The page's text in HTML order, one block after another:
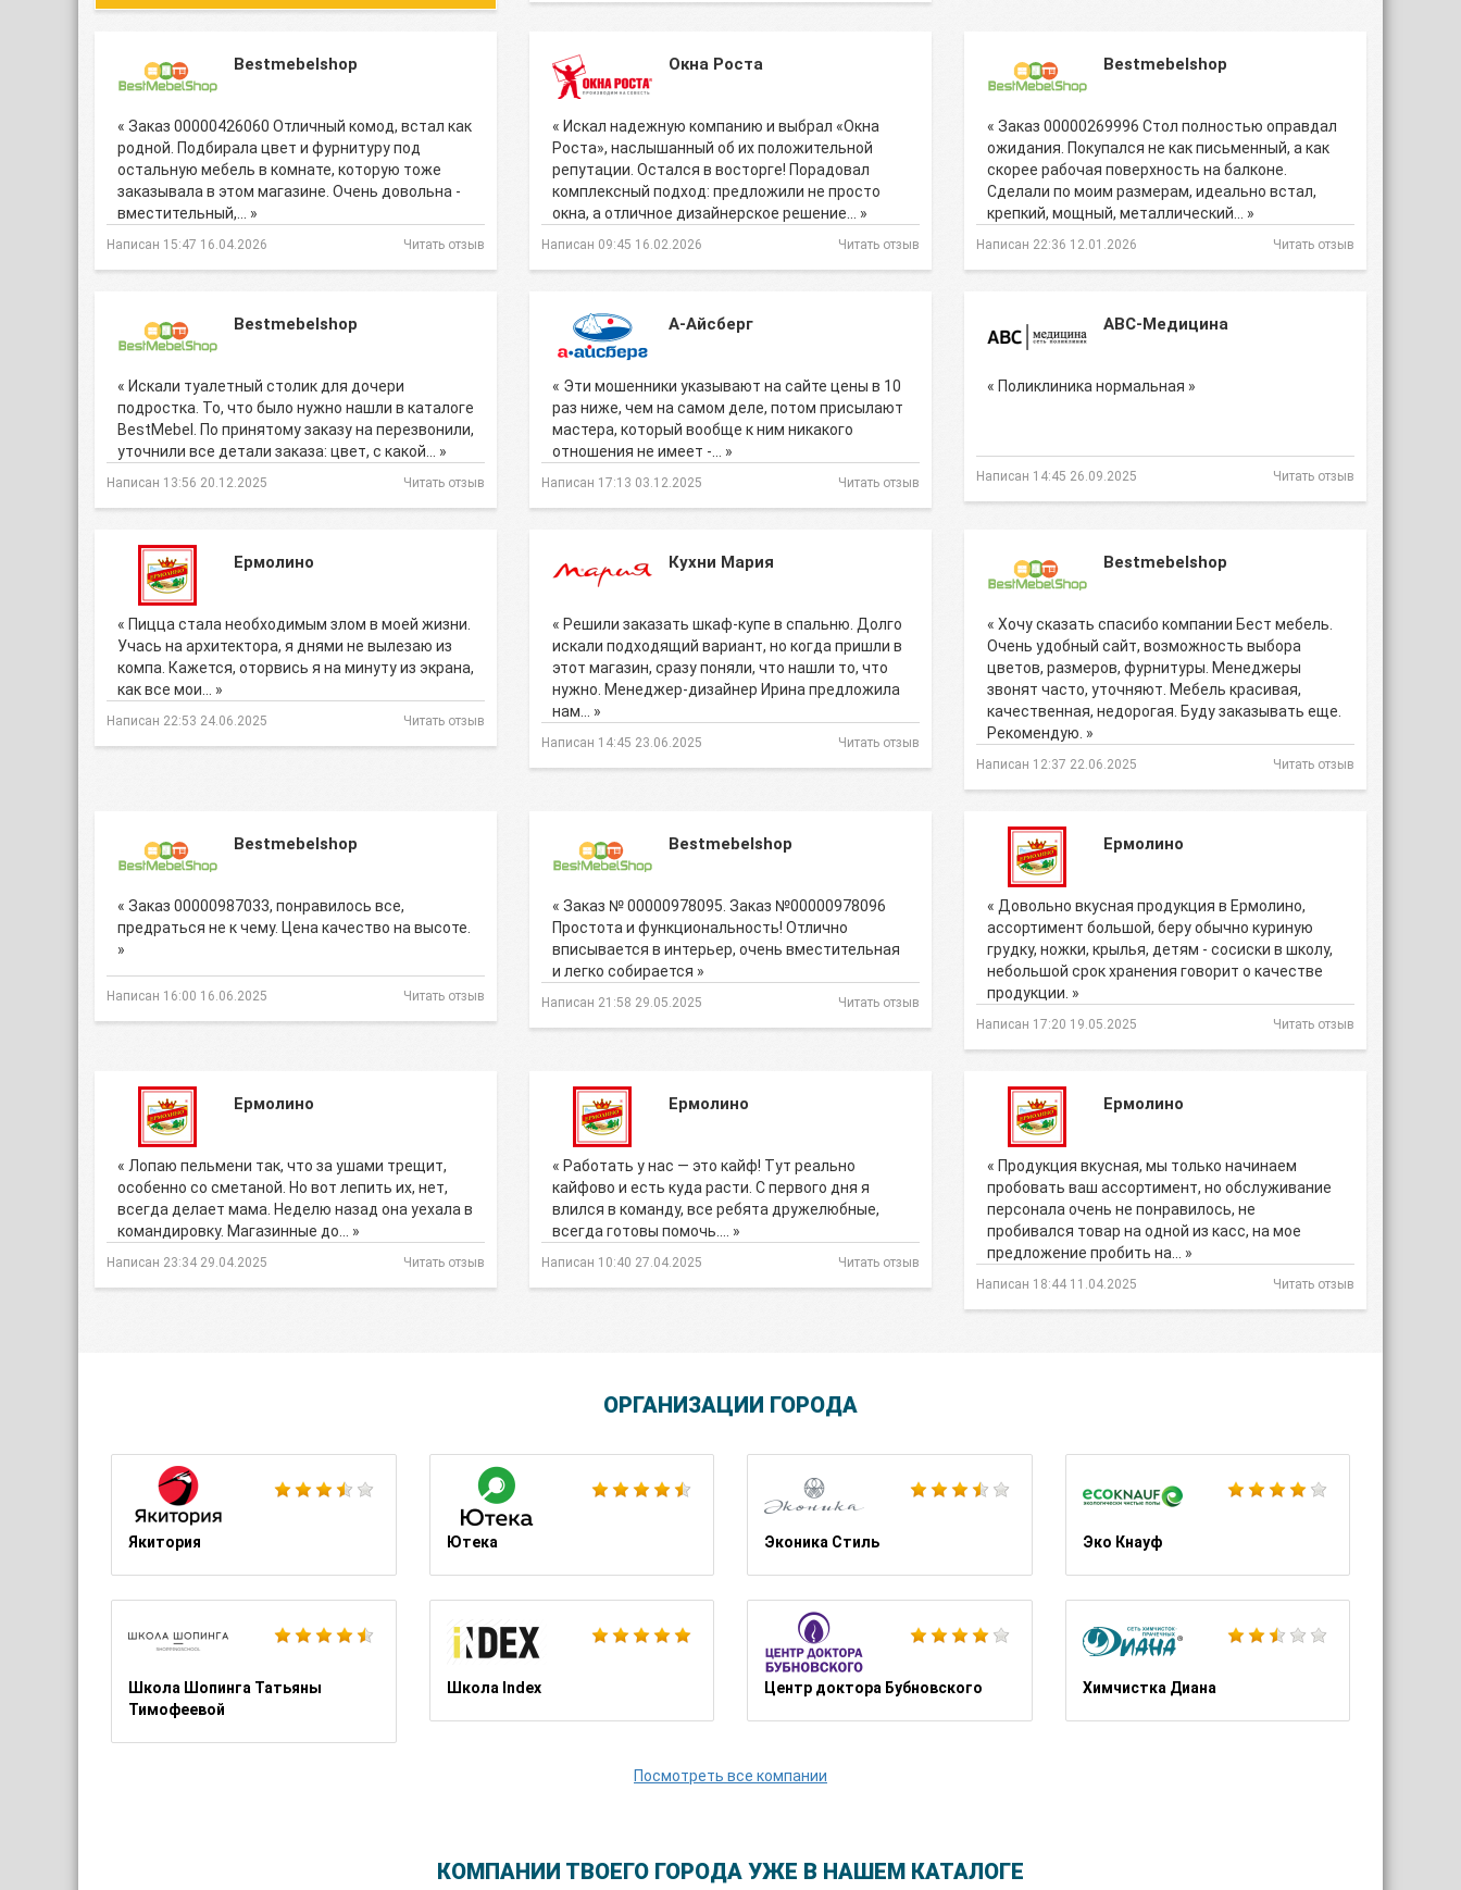
Bestmebelshop
« Заказ 00000426060 Отличный комод, встал как
родной. Подбирала цвет и фурнитуру под
остальную мебель в комнате, которую тоже
заказывала в этом магазине. Очень довольна -
вместительный,… »
Написан 15:47 16.04.2026 Читать отзыв
Окна Роста
« Искал надежную компанию и выбрал «Окна
Роста», наслышанный об их положительной
репутации. Остался в восторге! Порадовал
комплексный подход: предложили не просто
окна, а отличное дизайнерское решение… »
Написан 09:45 16.02.2026 Читать отзыв
Bestmebelshop
« Заказ 00000269996 Стол полностью оправдал
ожидания. Покупался не как письменный, а как
скорее рабочая поверхность на балконе.
Сделали по моим размерам, идеально встал,
крепкий, мощный, металлический… »
Написан 22:36 12.01.2026 Читать отзыв
Bestmebelshop
« Искали туалетный столик для дочери
подростка. То, что было нужно нашли в каталоге
BestMebel. По принятому заказу на перезвонили,
уточнили все детали заказа: цвет, с какой… »
Написан 13:56 20.12.2025 Читать отзыв
А-Айсберг
« Эти мошенники указывают на сайте цены в 10
раз ниже, чем на самом деле, потом присылают
мастера, который вообще к ним никакого
отношения не имеет -… »
Написан 17:13 03.12.2025 Читать отзыв
ABC-Медицина
« Поликлиника нормальная »
Написан 14:45 26.09.2025 Читать отзыв
Ермолино
« Пицца стала необходимым злом в моей жизни.
Учась на архитектора, я днями не вылезаю из
компа. Кажется, оторвись я на минуту из экрана,
как все мои… »
Написан 22:53 24.06.2025 Читать отзыв
Кухни Мария
« Решили заказать шкаф-купе в спальню. Долго
искали подходящий вариант, но когда пришли в
этот магазин, сразу поняли, что нашли то, что
нужно. Менеджер-дизайнер Ирина предложила
нам… »
Написан 14:45 23.06.2025 Читать отзыв
Bestmebelshop
« Хочу сказать спасибо компании Бест мебель.
Очень удобный сайт, возможность выбора
цветов, размеров, фурнитуры. Менеджеры
звонят часто, уточняют. Мебель красивая,
качественная, недорогая. Буду заказывать еще.
Рекомендую. »
Написан 12:37 22.06.2025 Читать отзыв
Bestmebelshop
« Заказ 00000987033, понравилось все,
предраться не к чему. Цена качество на высоте.
»
Написан 16:00 16.06.2025 Читать отзыв
Bestmebelshop
« Заказ № 00000978095. Заказ №00000978096
Простота и функциональность! Отлично
вписывается в интерьер, очень вместительная
и легко собирается »
Написан 21:58 29.05.2025 Читать отзыв
Ермолино
« Довольно вкусная продукция в Ермолино,
ассортимент большой, беру обычно куриную
грудку, ножки, крылья, детям - сосиски в школу,
небольшой срок хранения говорит о качестве
продукции. »
Написан 17:20 19.05.2025 Читать отзыв
Ермолино
« Лопаю пельмени так, что за ушами трещит,
особенно со сметаной. Но вот лепить их, нет,
всегда делает мама. Неделю назад она уехала в
командировку. Магазинные до… »
Написан 23:34 29.04.2025 Читать отзыв
Ермолино
« Работать у нас — это кайф! Тут реально
кайфово и есть куда расти. С первого дня я
влился в команду, все ребята дружелюбные,
всегда готовы помочь.… »
Написан 10:40 27.04.2025 Читать отзыв
Ермолино
« Продукция вкусная, мы только начинаем
пробовать ваш ассортимент, но обслуживание
персонала очень не понравилось, не
пробивался товар на одной из касс, на мое
предложение пробить на… »
Написан 18:44 11.04.2025 Читать отзыв
ОРГАНИЗАЦИИ ГОРОДА
Якитория Ютека Эконика Стиль Эко Кнауф
Школа Шопинга Татьяны
Тимофеевой
Школа Шопинга Татьяны Тимофеевой
Школа Index Центр доктора Бубновского Химчистка Диана
Посмотреть все компании
КОМПАНИИ ТВОЕГО ГОРОДА УЖЕ В НАШЕМ КАТАЛОГЕ